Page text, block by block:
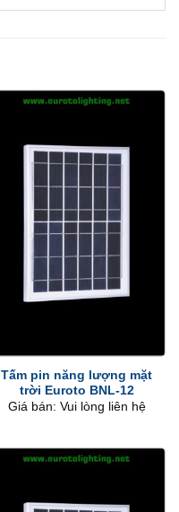
Tấm pin năng lượng mặt
trời Euroto BNL-12
Giá bán: Vui lòng liên hệ